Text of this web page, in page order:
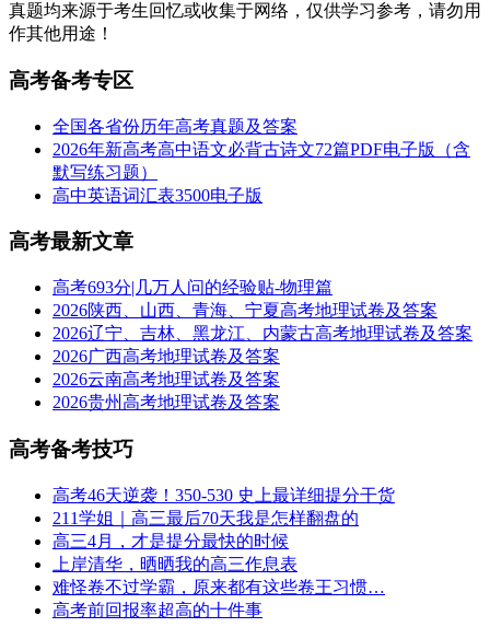
真题均来源于考生回忆或收集于网络，仅供学习参考，请勿用
作其他用途！
高考备考专区
全国各省份历年高考真题及答案
2026年新高考高中语文必背古诗文72篇PDF电子版（含
默写练习题）
高中英语词汇表3500电子版
高考最新文章
高考693分|几万人问的经验贴-物理篇
2026陕西、山西、青海、宁夏高考地理试卷及答案
2026辽宁、吉林、黑龙江、内蒙古高考地理试卷及答案
2026广西高考地理试卷及答案
2026云南高考地理试卷及答案
2026贵州高考地理试卷及答案
高考备考技巧
高考46天逆袭！350-530 史上最详细提分干货
211学姐｜高三最后70天我是怎样翻盘的
高三4月，才是提分最快的时候
上岸清华，晒晒我的高三作息表
难怪卷不过学霸，原来都有这些卷王习惯…
高考前回报率超高的十件事